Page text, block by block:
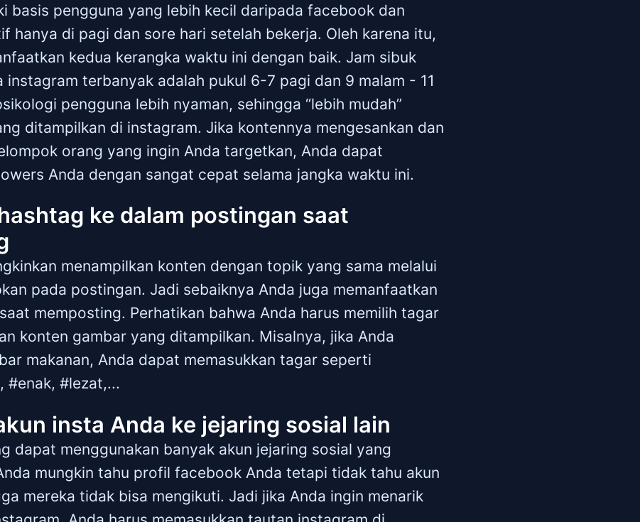
basis pengguna yang lebih kecil daripada facebook dan
hanya di pagi dan sore hari setelah bekerja. Oleh karena itu,
kedua kerangka waktu ini dengan baik. Jam sibuk
instagram terbanyak adalah pukul 6-7 pagi dan 9 malam - 11
pengguna lebih nyaman, sehingga “lebih mudah”
ditampilkan di instagram. Jika kontennya mengesankan dan
orang yang ingin Anda targetkan, Anda dapat
Anda dengan sangat cepat selama jangka waktu ini.
ke dalam postingan saat
menampilkan konten dengan topik yang sama melalui
pada postingan. Jadi sebaiknya Anda juga memanfaatkan
memposting. Perhatikan bahwa Anda harus memilih tagar
konten gambar yang ditampilkan. Misalnya, jika Anda
makanan, Anda dapat memasukkan tagar seperti
#enak, #lezat,...
insta Anda ke jejaring sosial lain
dapat menggunakan banyak akun jejaring sosial yang
mungkin tahu profil facebook Anda tetapi tidak tahu akun
mereka tidak bisa mengikuti. Jadi jika Anda ingin menarik